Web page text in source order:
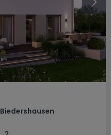
Biedershausen